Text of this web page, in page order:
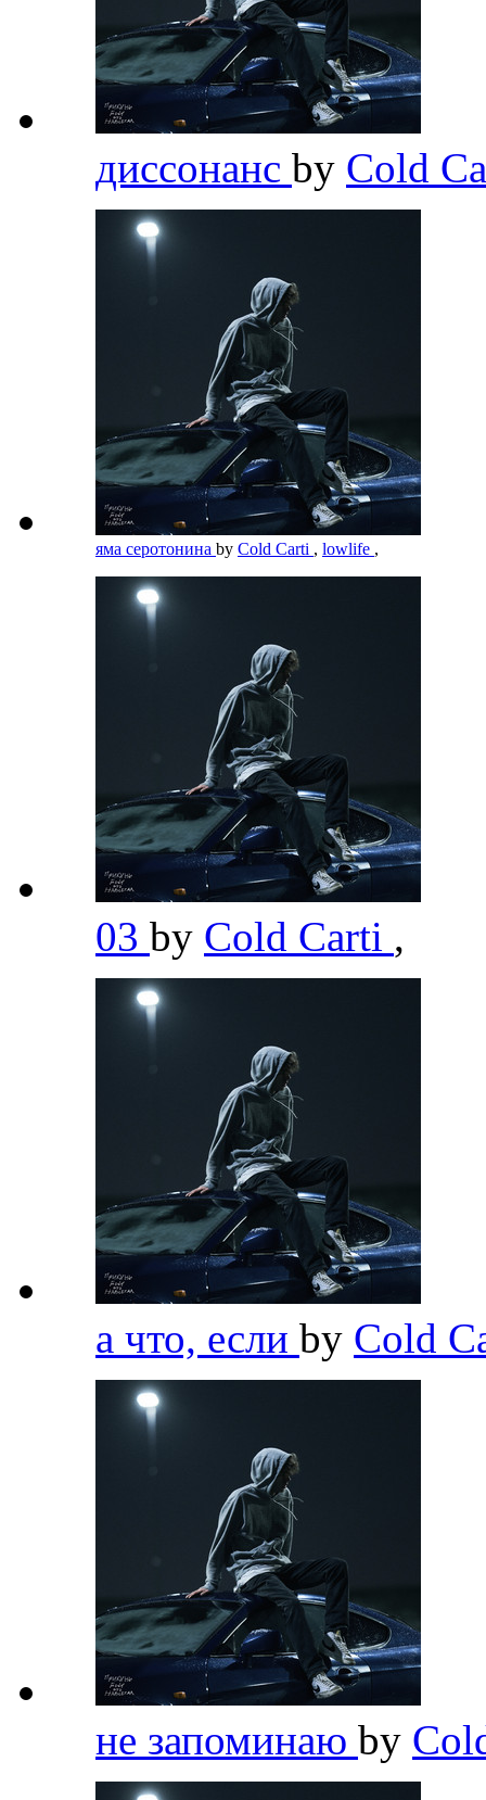
диссонанс by Cold
яма серотонина by Cold Carti , lowlife ,
03 by Cold Carti ,
а что, если by Cold
не запоминаю by